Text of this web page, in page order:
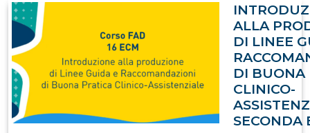
ALLA
DI LINEE
DI BUONA
CLINICO-
SECONDA